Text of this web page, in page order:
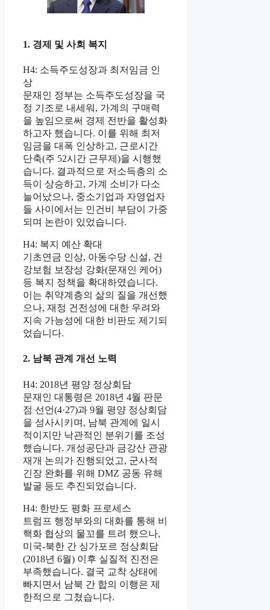
1. 경제 및 사회 복지
H4: 소득주도성장과 최저임금 인
상
문재인 정부는 소득주도성장을 국
정 기조로 내세워, 가계의 구매력
을 높임으로써 경제 전반을 활성화
하고자 했습니다. 이를 위해 최저
임금을 대폭 인상하고, 근로시간
단축(주 52시간 근무제)을 시행했
습니다. 결과적으로 저소득층의 소
득이 상승하고, 가계 소비가 다소
늘어났으나, 중소기업과 자영업자
들 사이에서는 인건비 부담이 가중
되며 논란이 있었습니다.
H4: 복지 예산 확대
기초연금 인상, 아동수당 신설, 건
강보험 보장성 강화(문재인 케어)
등 복지 정책을 확대하였습니다.
이는 취약계층의 삶의 질을 개선했
으나, 재정 건전성에 대한 우려와
지속 가능성에 대한 비판도 제기되
었습니다.
2. 남북 관계 개선 노력
H4: 2018년 평양 정상회담
문재인 대통령은 2018년 4월 판문
점 선언(4·27)과 9월 평양 정상회담
을 성사시키며, 남북 관계에 일시
적이지만 낙관적인 분위기를 조성
했습니다. 개성공단과 금강산 관광
재개 논의가 진행되었고, 군사적
긴장 완화를 위해 DMZ 공동 유해
발굴 등도 추진되었습니다.
H4: 한반도 평화 프로세스
트럼프 행정부와의 대화를 통해 비
핵화 협상의 물꼬를 트려 했으나,
미국-북한 간 싱가포르 정상회담
(2018년 6월) 이후 실질적 진전은
부족했습니다. 결국 교착 상태에
빠지면서 남북 간 합의 이행은 제
한적으로 그쳤습니다.